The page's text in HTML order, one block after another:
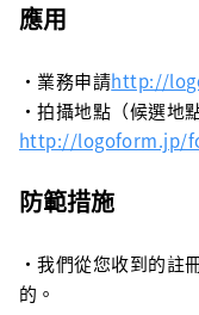
應用
・業務申請http://
・拍攝地點（候選地
http://logoform.jp/
防範措施
・我們從您收到的註
的。